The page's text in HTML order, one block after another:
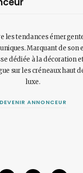
les tendances
Marquant de son
dédiée à la décoration
sur les créneaux haut
luxe.
DEVENIR ANNONCEUR